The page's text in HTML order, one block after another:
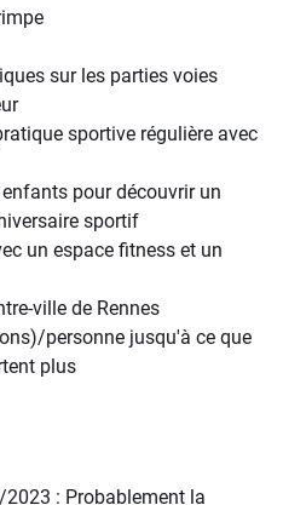
sur les parties voies
sportive régulière avec
pour découvrir un
sportif
un espace fitness et un
ville de Rennes
personne jusqu'à ce que
plus
: Probablement la